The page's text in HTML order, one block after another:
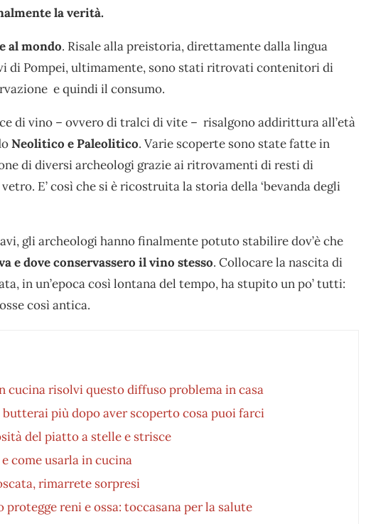
la verità.
al mondo. Risale alla preistoria, direttamente dalla lingua
di Pompei, ultimamente, sono stati ritrovati contenitori di
e quindi il consumo.
di vino – ovvero di tralci di vite – risalgono addirittura all’età
Neolitico e Paleolitico. Varie scoperte sono state fatte in
di diversi archeologi grazie ai ritrovamenti di resti di
E’ così che si è ricostruita la storia della ‘bevanda degli
gli archeologi hanno finalmente potuto stabilire dov’è che
e dove conservassero il vino stesso. Collocare la nascita di
in un’epoca così lontana del tempo, ha stupito un po’ tutti:
così antica.
cucina risolvi questo diffuso problema in casa
più dopo aver scoperto cosa puoi farci
del piatto a stelle e strisce
come usarla in cucina
rimarrete sorpresi
reni e ossa: toccasana per la salute